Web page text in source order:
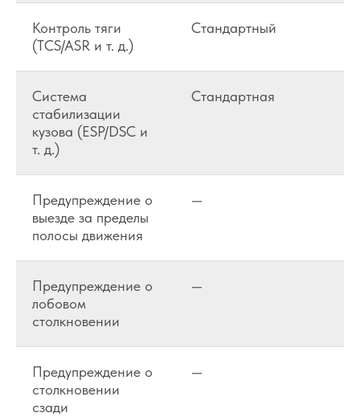
Контроль тяги
(TCS/ASR и т. д.)
Стандартный
Система
стабилизации
кузова (ESP/DSC и
т. д.)
Стандартная
Предупреждение о
выезде за пределы
полосы движения
—
Предупреждение о
лобовом
столкновении
—
Предупреждение о
столкновении
сзади
—